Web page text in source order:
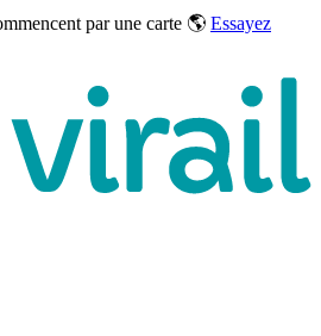
par une carte 🌎 Essayez